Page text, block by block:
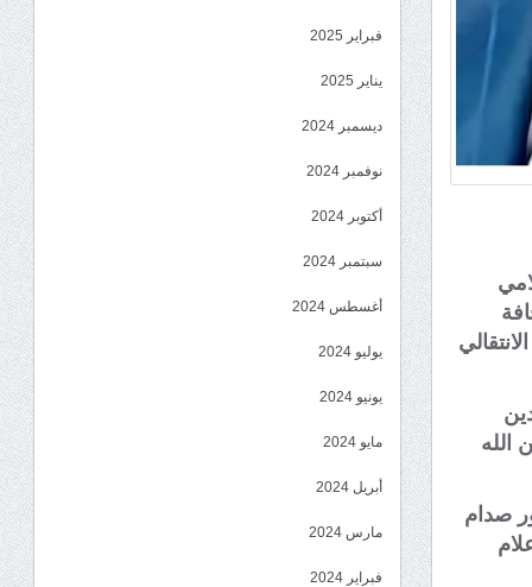
الله
صدام
فبراير 2025
يناير 2025
ديسمبر 2024
نوفمبر 2024
أكتوبر 2024
سبتمبر 2024
أغسطس 2024
يوليو 2024
يونيو 2024
مايو 2024
أبريل 2024
مارس 2024
فبراير 2024